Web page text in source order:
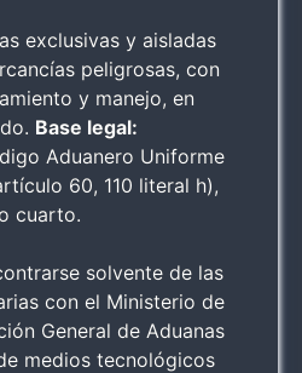
exclusivas y aisladas
peligrosas, con
y manejo, en
Base legal:
Aduanero Uniforme
60, 110 literal h),
cuarto.
solvente de las
con el Ministerio de
General de Aduanas
medios tecnológicos